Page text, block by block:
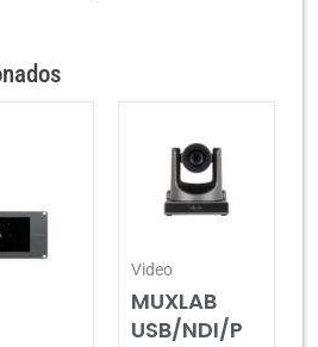
Video
MUXLAB
USB/NDI/P